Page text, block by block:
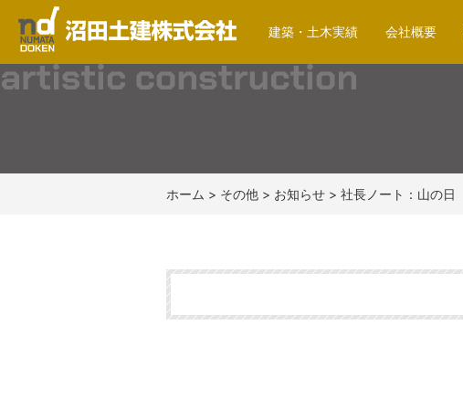
沼田土建株式会社
建築・土木実績 会社概要
ホーム > その他 > お知らせ > 社長ノート：山の日